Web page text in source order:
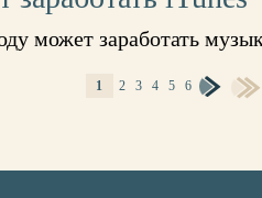
может заработать
1 2 3 4 5 6